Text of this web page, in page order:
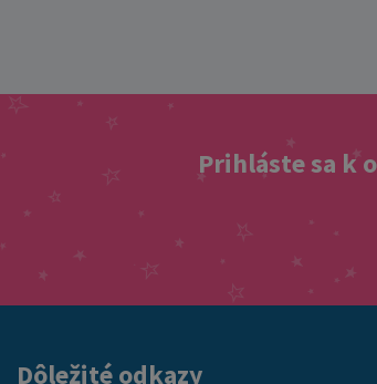
Prihláste sa k
Dôležité odkazy